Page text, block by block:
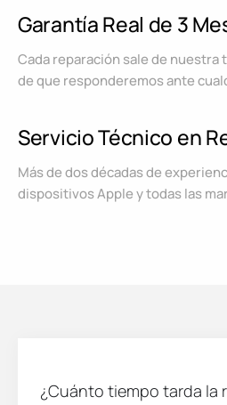
Garantía Real de 3
Cada reparación sale de nuestra
de que responderemos ante
Servicio Técnico en
Más de dos décadas de
dispositivos Apple y todas las
¿Cuánto tiempo tarda la